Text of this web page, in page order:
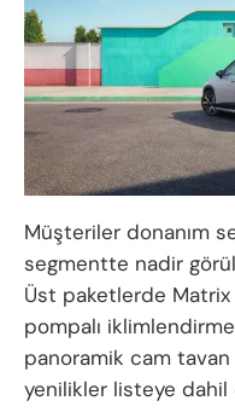
Müşteriler donanım
segmentte nadir
Üst paketlerde Matrix
pompalı
panoramik cam
yenilikler listeye dahil